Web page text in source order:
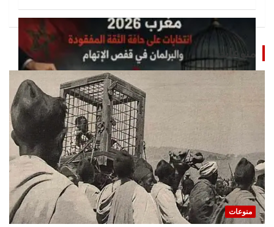
تحقيقات
مغرب 2026 انتخابات على حافة الثقة المفقودة و
البرلمان في قفص الإتهام
jouy
منوعات
منوعات